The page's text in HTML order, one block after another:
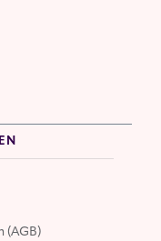
(AGB)